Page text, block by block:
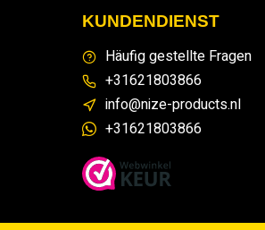
KUNDENDIENST
Häufig gestellte Fragen
+31621803866
info@nize-products.nl
+31621803866